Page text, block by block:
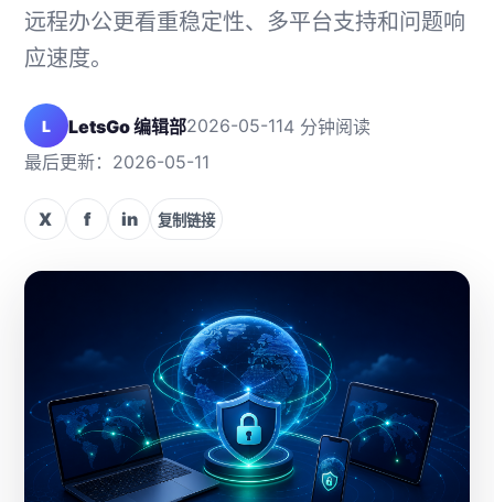
远程办公更看重稳定性、多平台支持和问题响
应速度。
L LetsGo 编辑部2026-05-114 分钟阅读
最后更新：2026-05-11
X f in 复制链接